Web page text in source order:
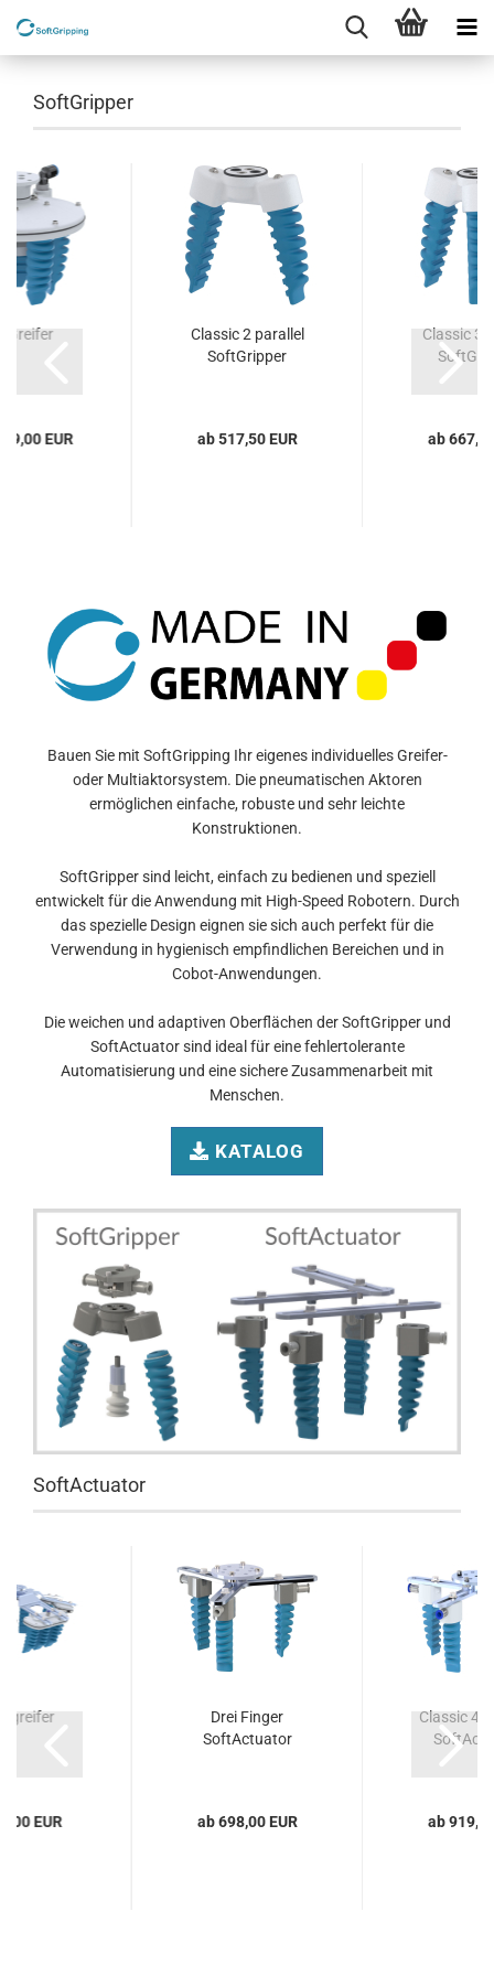
SoftGripper
EUR
Classic 2 parallel
SoftGripper
ab 517,50 EUR
Classic 3
ab
Bauen Sie mit SoftGripping Ihr eigenes individuelles Greifer-
oder Multiaktorsystem. Die pneumatischen Aktoren
ermöglichen einfache, robuste und sehr leichte
Konstruktionen.
SoftGripper sind leicht, einfach zu bedienen und speziell
entwickelt für die Anwendung mit High-Speed Robotern. Durch
das spezielle Design eignen sie sich auch perfekt für die
Verwendung in hygienisch empfindlichen Bereichen und in
Cobot-Anwendungen.
Die weichen und adaptiven Oberflächen der SoftGripper und
SoftActuator sind ideal für eine fehlertolerante
Automatisierung und eine sichere Zusammenarbeit mit
Menschen.
KATALOG
SoftActuator
EUR
Drei Finger
SoftActuator
ab 698,00 EUR
Classic 4x
ab